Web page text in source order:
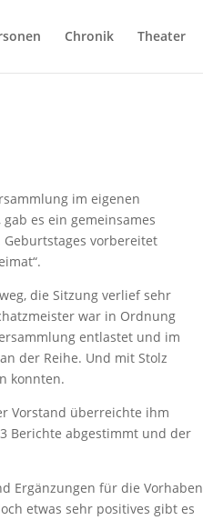
Chronik Theater
im eigenen
es ein gemeinsames
Geburtstages vorbereitet
die Sitzung verlief sehr
war in Ordnung
entlastet und im
der Reihe. Und mit Stolz
konnten.
Vorstand überreichte ihm
Berichte abgestimmt und der
Ergänzungen für die Vorhaben
etwas sehr positives gibt es